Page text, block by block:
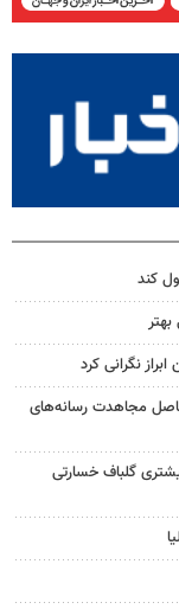
نگرانی کرد
مجاهدت رسانه‌های
هلال احمر کرمان: زمین لرزه ۴.۶ ریشتری گلباف خسارتی